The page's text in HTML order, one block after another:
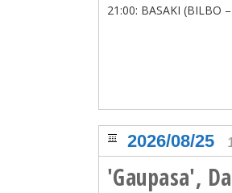
21:00: BASAKI (BILBO
'Gaupasa',
2026/08/25